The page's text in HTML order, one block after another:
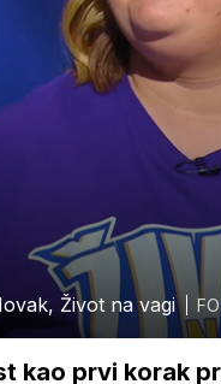
Život na vagi
kao prvi korak